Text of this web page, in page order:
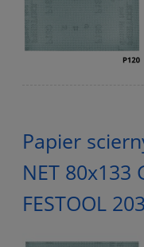
Papier
NET 80x133
FESTOOL